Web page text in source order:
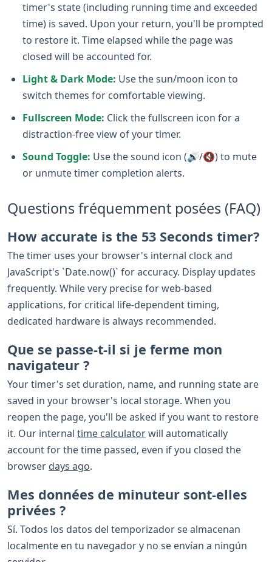
timer's state (including running time and exceeded
time) is saved. Upon your return, you'll be prompted
to restore it. Time elapsed while the page was
closed will be accounted for.
Light & Dark Mode: Use the sun/moon icon to
switch themes for comfortable viewing.
Fullscreen Mode: Click the fullscreen icon for a
distraction-free view of your timer.
Sound Toggle: Use the sound icon (🔊/🔇) to mute
or unmute timer completion alerts.
Questions fréquemment posées (FAQ)
How accurate is the 53 Seconds timer?
The timer uses your browser's internal clock and
JavaScript's `Date.now()` for accuracy. Display updates
frequently. While very precise for web-based
applications, for critical life-dependent timing,
dedicated hardware is always recommended.
Que se passe-t-il si je ferme mon
navigateur ?
Your timer's set duration, name, and running state are
saved in your browser's local storage. When you
reopen the page, you'll be asked if you want to restore
it. Our internal time calculatorwill automatically
account for the time passed, even if you closed the
browser days ago.
Mes données de minuteur sont-elles
privées ?
Sí. Todos los datos del temporizador se almacenan
localmente en tu navegador y no se envían a ningún